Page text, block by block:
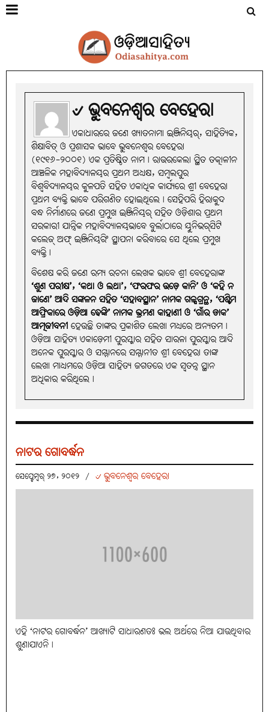
୰ ଭୁବନେଶ୍ୱର ବେହେରା
ଏକାଧାରରେ ଜଣେ ଖ୍ୟାତନାମା ଇଞ୍ଜିନିୟର୍‌, ସାହିତ୍ୟିକ,
ଶିକ୍ଷାବିତ୍‌ ଓ ପ୍ରଶାସକ ଭାବେ ଭୁବନେଶ୍ବର ବେହେରା
(୧୯୧୬-୨୦୦୧) ଏକ ପ୍ରତିଷ୍ଠିତ ନାମ। ରାଉରକେଲା ସ୍ଥିତ ତତ୍କାଳୀନ
ଆଞ୍ଚଳିକ ମହାବିଦ୍ୟାଳୟର ପ୍ରଥମ ଅଧ୍ୟକ୍ଷ, ସମ୍ବଲପୁର
ବିଶ୍ବବିଦ୍ୟାଳୟର କୁଳପତି ସହିତ ଏକାଧିକ କାର୍ଯ୍ୟରେ ଶ୍ରୀ ବେହେରା
ପ୍ରଥମ ବ୍ୟକ୍ତି ଭାବେ ପରିଗଣିତ ହୋଇଥିଲେ। ସେହିପରି ହିରାକୁଦ
ବନ୍ଧ ନିର୍ମାଣରେ ଜଣେ ପ୍ରମୁଖ ଇଞ୍ଜିନିୟର୍‌ ସହିତ ଓଡ଼ିଶାର ପ୍ରଥମ
ସରକାରୀ ଯାନ୍ତ୍ରିକ ମହାବିଦ୍ୟାଳୟଭାବେ ବୁର୍ଲାଠାରେ ୟୁନିଭର୍‌ସିଟି
କଲେଜ୍‌ ଅଫ୍‌ ଇଞ୍ଜିନିୟରିଂ ସ୍ଥାପନା କରିବାରେ ସେ ଥିଲେ ପ୍ରମୁଖ
ବ୍ୟକ୍ତି।
ବିଶେଷ କରି ଜଣେ ରମ୍ୟ ରଚନା ଲେଖକ ଭାବେ ଶ୍ରୀ ବେହେରାଙ୍କ
‘ଶୁଣ ପରୀକ୍ଷ’, ‘କଥା ଓ ଲଥା’, ‘ଫରଫର ଉଡ଼େ କାନି’ ଓ ‘କହି ନ
ଜାଣେ’ ଆଦି ସଙ୍କଳନ ସହିତ ‘ସହାବସ୍ଥାନ’ ନାମକ ଗଳ୍ପଗ୍ରନ୍ଥ, ‘ପଶ୍ଚିମ
ଆଫ୍ରିକାରେ ଓଡ଼ିଆ ଢେଙ୍କି’ ନାମକ ଭ୍ରମଣ କାହାଣୀ ଓ ‘ଗାଁର ଡାକ’
ଆତ୍ମଜୀବନୀହେଉଛି ତାଙ୍କର ପ୍ରକାଶିତ ଲେଖା ମଧ୍ୟରେ ଅନ୍ୟତମ।
ଓଡ଼ିଆ ସାହିତ୍ୟ ଏକାଡ଼େମୀ ପୁରସ୍କାର ସହିତ ସାରଳା ପୁରସ୍କାର ଆଦି
ଅନେକ ପୁରସ୍କାର ଓ ସମ୍ମାନରେ ସମ୍ମାନୀତ ଶ୍ରୀ ବେହେରା ତାଙ୍କ
ଲେଖା ମାଧ୍ୟମରେ ଓଡ଼ିଆ ସାହିତ୍ୟ ଜଗତରେ ଏକ ସ୍ବତନ୍ତ୍ର ସ୍ଥାନ
ଅଧିକାର କରିଥିଲେ।
ନାଟର ଗୋବର୍ଦ୍ଧନ
ସେପ୍ଟେମ୍ବର୍ ୨୭, ୨୦୧୨ / ୰ ଭୁବନେଶ୍ୱର ବେହେରା
ଏହି ‘ନାଟର ଗୋବର୍ଦ୍ଧନ’ ଆଖ୍ୟାଟି ସାଧାରଣତଃ ଭଲ ଅର୍ଥରେ ନିଆ ଯାଉଥିବାର
ଶୁଣାଯାଏନି।